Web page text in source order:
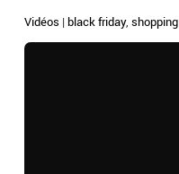
Vidéos |black friday,shopping